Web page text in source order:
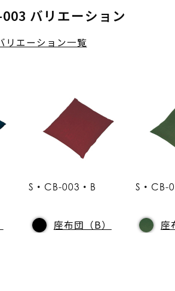
バリエーション
リエーション一覧
S・CB-003・B
座布団（B）
S・CB-
座